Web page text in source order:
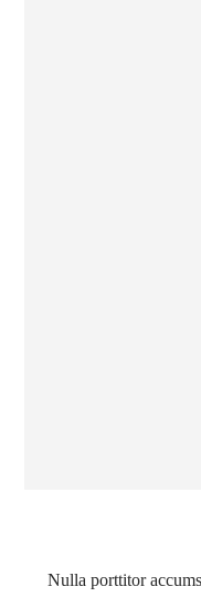
Nulla porttitor